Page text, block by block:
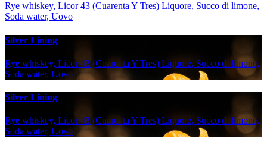
Rye whiskey, Licor 43 (Cuarenta Y Tres) Liquore, Succo di limone,
Soda water, Uovo
Silver Lining
Rye whiskey, Licor 43 (Cuarenta Y Tres) Liquore, Succo di limone,
Soda water, Uovo
Silver Lining
Rye whiskey, Licor 43 (Cuarenta Y Tres) Liquore, Succo di limone,
Soda water, Uovo